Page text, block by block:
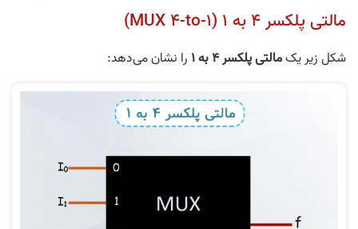
مالتی پلکسر 4 به 1 (MUX 4-to-1)
شکل زیر یکمالتی پلکسر 4 به 1 را نشان می‌دهد: